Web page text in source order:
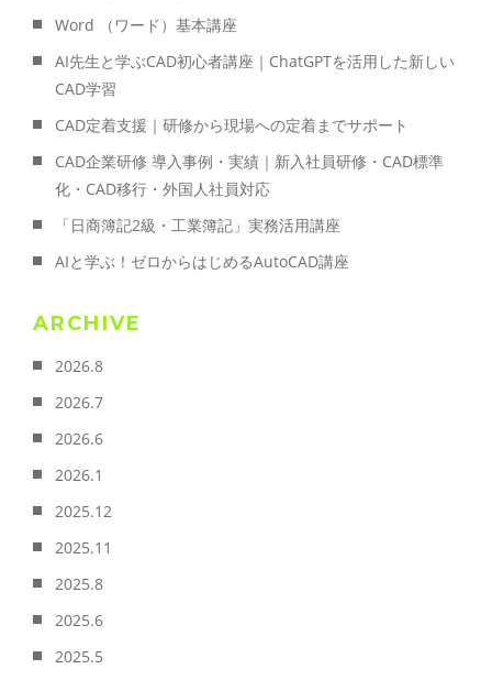
Word （ワード）基本講座
AI先生と学ぶCAD初心者講座｜ChatGPTを活用した新しい
CAD学習
CAD定着支援｜研修から現場への定着までサポート
CAD企業研修 導入事例・実績｜新入社員研修・CAD標準
化・CAD移行・外国人社員対応
「日商簿記2級・工業簿記」実務活用講座
AIと学ぶ！ゼロからはじめるAutoCAD講座
ARCHIVE
2026.8
2026.7
2026.6
2026.1
2025.12
2025.11
2025.8
2025.6
2025.5